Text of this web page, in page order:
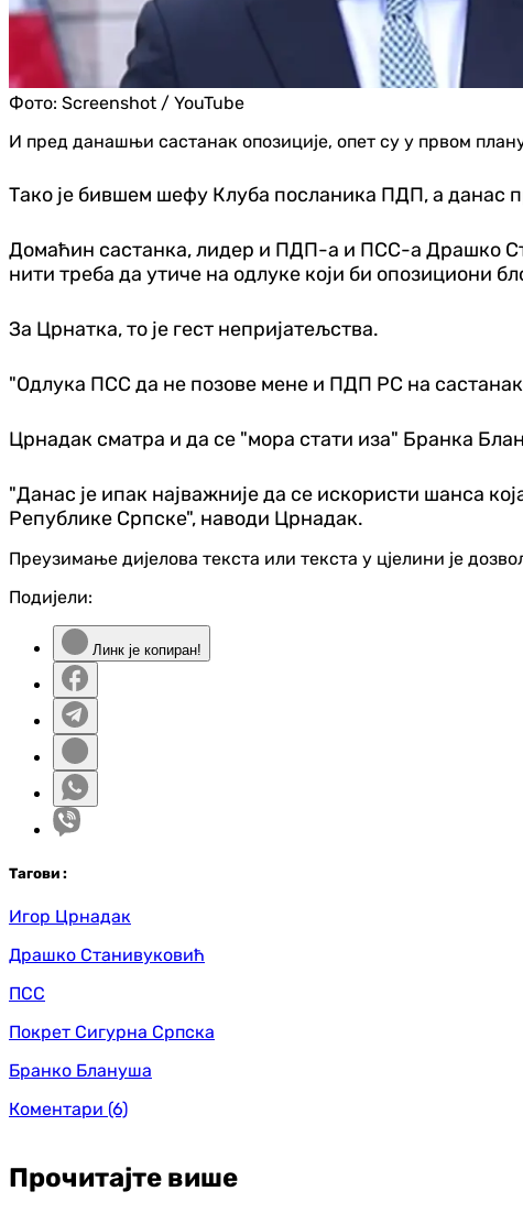
Фото: Screenshot / YouTube
И пред данашњи састанак опозиције, опет су у првом
Тако је бившем шефу Клуба посланика ПДП, а данас
Домаћин састанка, лидер и ПДП-а и ПСС-а Драшко
нити треба да утиче на одлуке који би опозициони
За Црнатка, то је гест непријатељства.
"Одлука ПСС да не позове мене и ПДП РС на састанак
Црнадак сматра и да се "мора стати иза" Бранка
"Данас је ипак најважније да се искористи шанса
Републике Српске", наводи Црнадак.
Преузимање дијелова текста или текста у цјелини је
Подијели:
Линк је копиран!
Тагови :
Игор Црнадак
Драшко Станивуковић
ПСС
Покрет Сигурна Српска
Бранко Блануша
Коментари (6)
Прочитајте више